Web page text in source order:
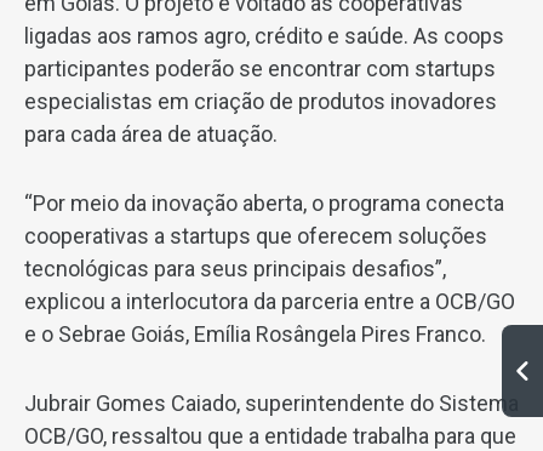
ligadas aos ramos agro, crédito e saúde. As coops
participantes poderão se encontrar com startups
especialistas em criação de produtos inovadores
para cada área de atuação.
“Por meio da inovação aberta, o programa conecta
cooperativas a startups que oferecem soluções
tecnológicas para seus principais desafios”,
explicou a interlocutora da parceria entre a OCB/GO
e o Sebrae Goiás, Emília Rosângela Pires Franco.
Jubrair Gomes Caiado, superintendente do Sistema
OCB/GO, ressaltou que a entidade trabalha para que